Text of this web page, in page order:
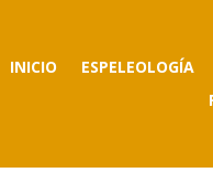
INICIO ESPELEOLOGÍA